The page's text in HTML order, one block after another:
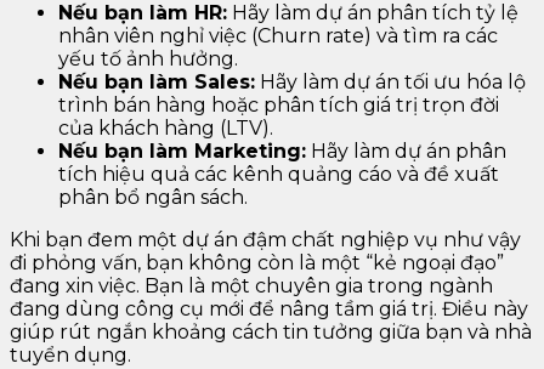
Nếu bạn làm HR: Hãy làm dự án phân tích tỷ lệ
nhân viên nghỉ việc (Churn rate) và tìm ra các
yếu tố ảnh hưởng.
Nếu bạn làm Sales: Hãy làm dự án tối ưu hóa lộ
trình bán hàng hoặc phân tích giá trị trọn đời
của khách hàng (LTV).
Nếu bạn làm Marketing: Hãy làm dự án phân
tích hiệu quả các kênh quảng cáo và đề xuất
phân bổ ngân sách.
Khi bạn đem một dự án đậm chất nghiệp vụ như vậy
đi phỏng vấn, bạn không còn là một “kẻ ngoại đạo”
đang xin việc. Bạn là một chuyên gia trong ngành
đang dùng công cụ mới để nâng tầm giá trị. Điều này
giúp rút ngắn khoảng cách tin tưởng giữa bạn và nhà
tuyển dụng.